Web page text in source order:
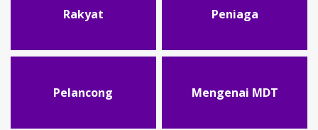
Rakyat Peniaga
Pelancong Mengenai MDT